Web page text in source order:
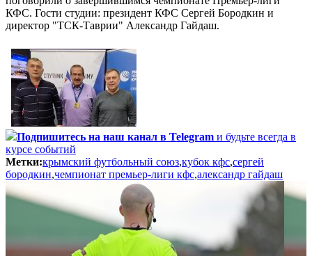
КФС. Гости студии: президент КФС Сергей Бородкин и
директор "ТСК-Таврии" Александр Гайдаш.
Подпишитесь на наш канал в Telegram и будьте всегда в
курсе событий
Метки:крымский футбольный союз,кубок кфс,сергей
бородкин,чемпионат премьер-лиги кфс,александр гайдаш